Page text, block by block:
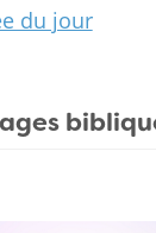
du jour